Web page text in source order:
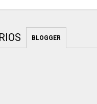
BLOGGER